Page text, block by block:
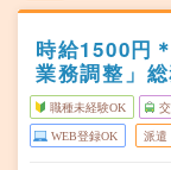
時給1500円
業務調整」
職種未経験OK
WEB登録OK 派遣